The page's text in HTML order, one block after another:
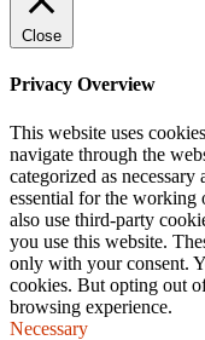
Close
Privacy Overview
This website uses
navigate through the
categorized as
essential for the working
also use third-party
you use this website.
only with your consent.
cookies. But opting out
browsing experience.
Necessary